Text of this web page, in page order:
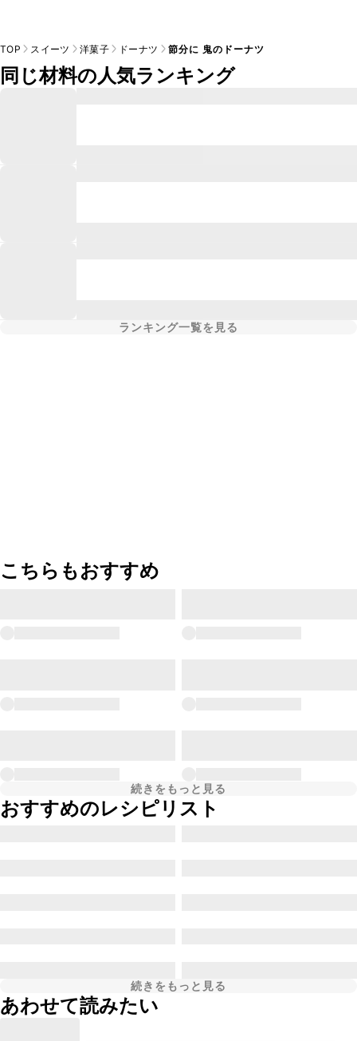
TOP スイーツ 洋菓子 ドーナツ 節分に 鬼のドーナツ
同じ材料の人気ランキング
ランキング一覧を見る
こちらもおすすめ
続きをもっと見る
おすすめのレシピリスト
続きをもっと見る
あわせて読みたい